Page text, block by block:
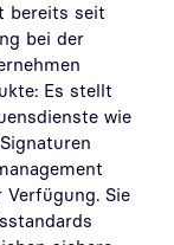
bereits seit
bei der
Es stellt
wie
Sie